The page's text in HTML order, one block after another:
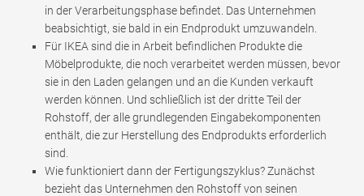
in der Verarbeitungsphase befindet. Das Unternehmen
beabsichtigt, sie bald in ein Endprodukt umzuwandeln.
Für IKEA sind die in Arbeit befindlichen Produkte die
Möbelprodukte, die noch verarbeitet werden müssen, bevor
sie in den Laden gelangen und an die Kunden verkauft
werden können. Und schließlich ist der dritte Teil der
Rohstoff, der alle grundlegenden Eingabekomponenten
enthält, die zur Herstellung des Endprodukts erforderlich
sind.
Wie funktioniert dann der Fertigungszyklus? Zunächst
bezieht das Unternehmen den Rohstoff von seinen